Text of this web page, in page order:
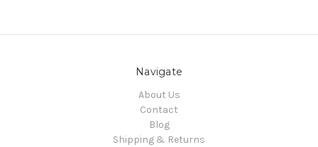
Navigate
About Us
Contact
Blog
Shipping & Returns